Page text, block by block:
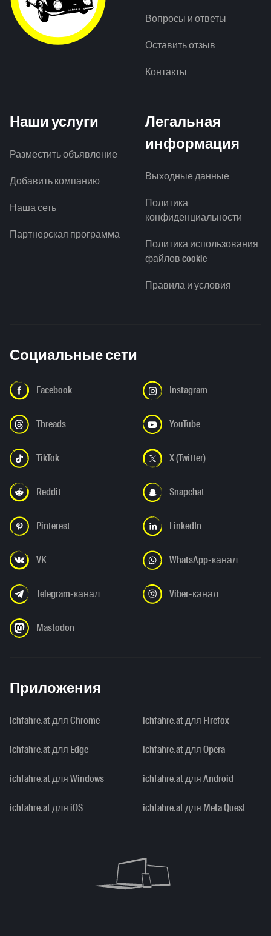
Вопросы и ответы
Оставить отзыв
Контакты
Наши услуги
Разместить объявление
Добавить компанию
Наша сеть
Партнерская программа
Легальная
информация
Выходные данные
Политика
конфиденциальности
Политика использования
файлов cookie
Правила и условия
Социальные сети
Facebook Instagram
Threads YouTube
TikTok X (Twitter)
Reddit Snapchat
Pinterest LinkedIn
VK WhatsApp-канал
Telegram-канал Viber-канал
Mastodon
Приложения
ichfahre.at для Chrome ichfahre.at для Firefox
ichfahre.at для Edge ichfahre.at для Opera
ichfahre.at для Windows ichfahre.at для Android
ichfahre.at для iOS ichfahre.at для Meta Quest